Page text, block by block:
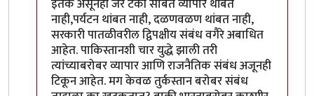
इतके असूनही जर टर्की सोबत व्यापार थांबत
नाही,पर्यटन थांबत नाही, दळणवळण थांबत नाही,
सरकारी पातळीवरील द्विपक्षीय संबंध वगैरे अबाधित
आहेत. पाकिस्तानशी चार युद्धे झाली तरी
त्यांच्याबरोबर व्यापार आणि राजनैतिक संबंध अजूनही
टिकून आहेत. मग केवळ तुर्कस्तान बरोबर संबंध